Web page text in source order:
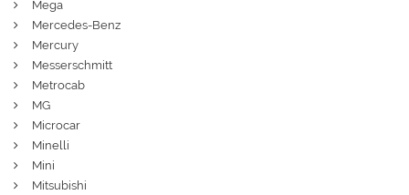
Mega
Mercedes-Benz
Mercury
Messerschmitt
Metrocab
MG
Microcar
Minelli
Mini
Mitsubishi